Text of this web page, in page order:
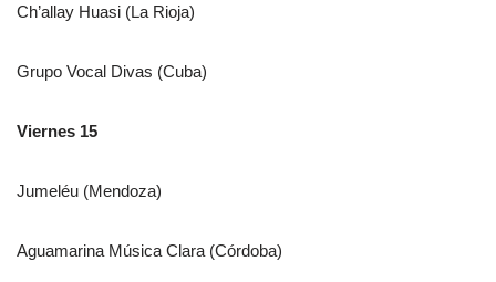
Ch’allay Huasi (La Rioja)
Grupo Vocal Divas (Cuba)
Viernes 15
Jumeléu (Mendoza)
Aguamarina Música Clara (Córdoba)